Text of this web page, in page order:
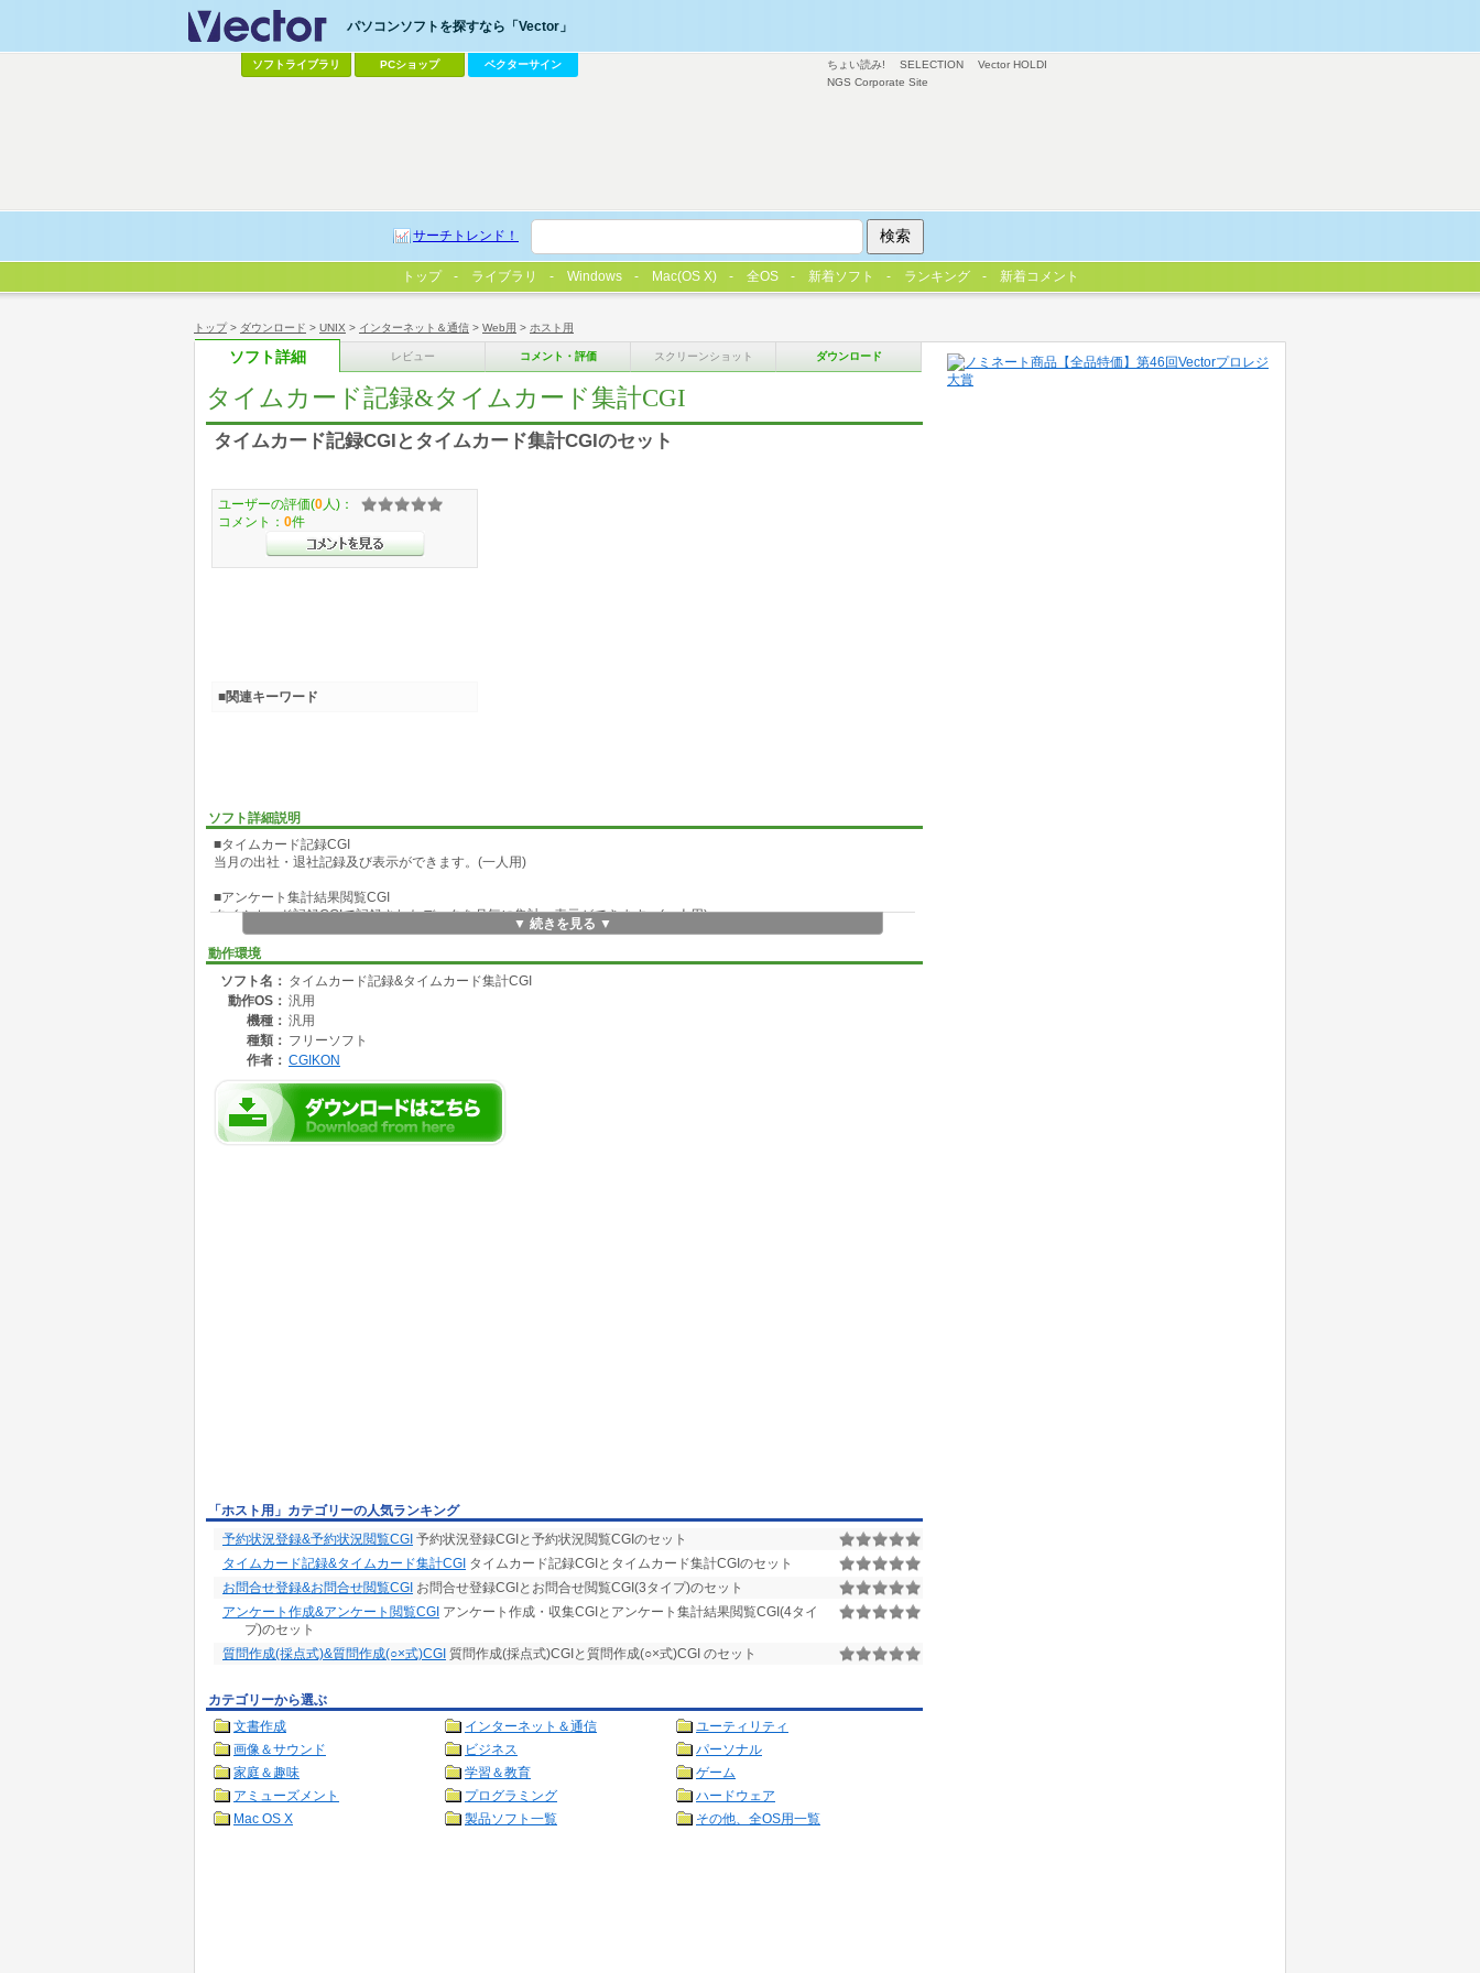
トップ> ダウンロード > UNIX > インターネット＆通信 > Web用 > ホスト用
ソフト詳細 レビュー コメント・評価 スクリーンショット ダウンロード
タイムカード記録&タイムカード集計CGI
タイムカード記録CGIとタイムカード集計CGIのセット
ソフト詳細説明
■タイムカード記録CGI
当月の出社・退社記録及び表示ができます。(一人用)
■アンケート集計結果閲覧CGI
タイムカード記録CGIで記録されたデータを月毎に集計・表示ができます。(一人用)
FAQ・詳細など:http://cgikon.com/
▼ 続きを見る ▼
動作環境
ソフト名： タイムカード記録&タイムカード集計CGI
動作OS： 汎用
機種： 汎用
種類： フリーソフト
作者： CGIKON
ユーザーの評価(0 人)：
コメント： 0件
■関連キーワード
「ホスト用」カテゴリーの人気ランキング
予約状況登録&予約状況閲覧CGI 予約状況登録CGIと予約状況閲覧CGIのセット
タイムカード記録&タイムカード集計CGI タイムカード記録CGIとタイムカード集計CGIのセット
お問合せ登録&お問合せ閲覧CGI お問合せ登録CGIとお問合せ閲覧CGI(3タイプ)のセット
アンケート作成&アンケート閲覧CGI アンケート作成・収集CGIとアンケート集計結果閲覧CGI(4タイ
プ)のセット
質問作成(採点式)&質問作成(○×式)CGI 質問作成(採点式)CGIと質問作成(○×式)CGI のセット
カテゴリーから選ぶ
文書作成
インターネット＆通信
ユーティリティ
画像＆サウンド
ビジネス
パーソナル
家庭＆趣味
学習＆教育
ゲーム
アミューズメント
プログラミング
ハードウェア
Mac OS X
製品ソフト一覧 その他、全OS用一覧
ちょい読み! SELECTION
Vector HOLDI
NGS Corporate Site
パソコンソフトを探すなら「Vector」
ソフトライブラリ PCショップ ベクターサイン
サーチトレンド！
トップ ライブラリ Windows Mac(OS X) 全OS 新着ソフト ランキング 新着コメント